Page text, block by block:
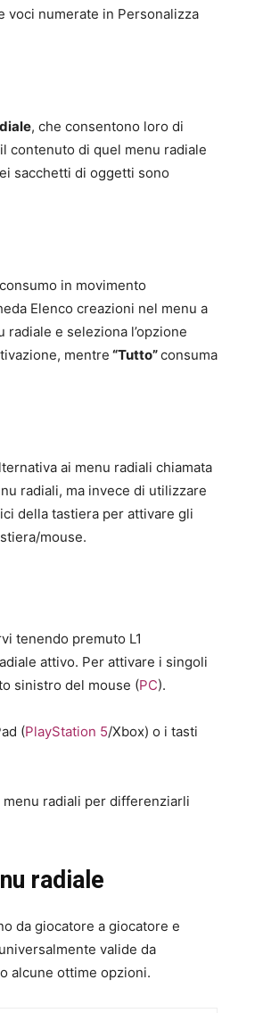
voci numerate in Personalizza
, che consentono loro di
contenuto di quel menu radiale
sacchetti di oggetti sono
in movimento
Elenco creazioni nel menu a
e seleziona l’opzione
mentre “Tutto”consuma
ai menu radiali chiamata
radiali, ma invece di utilizzare
della tastiera per attivare gli
mouse.
tenendo premuto L1
attivo. Per attivare i singoli
sinistro del mouse (PC).
(PlayStation 5/Xbox) o i tasti
radiali per differenziarli
radiale
da giocatore a giocatore e
valide da
alcune ottime opzioni.